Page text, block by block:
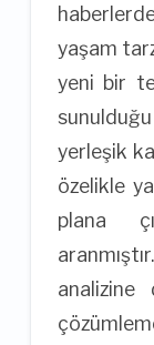
yaşam
yeni bir
yerleşik
özelikle
plana
analizine